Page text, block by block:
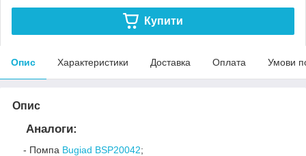
Купити
Опис Характеристики Доставка Оплата Умови
Опис
Аналоги:
- Помпа Bugiad BSP20042;